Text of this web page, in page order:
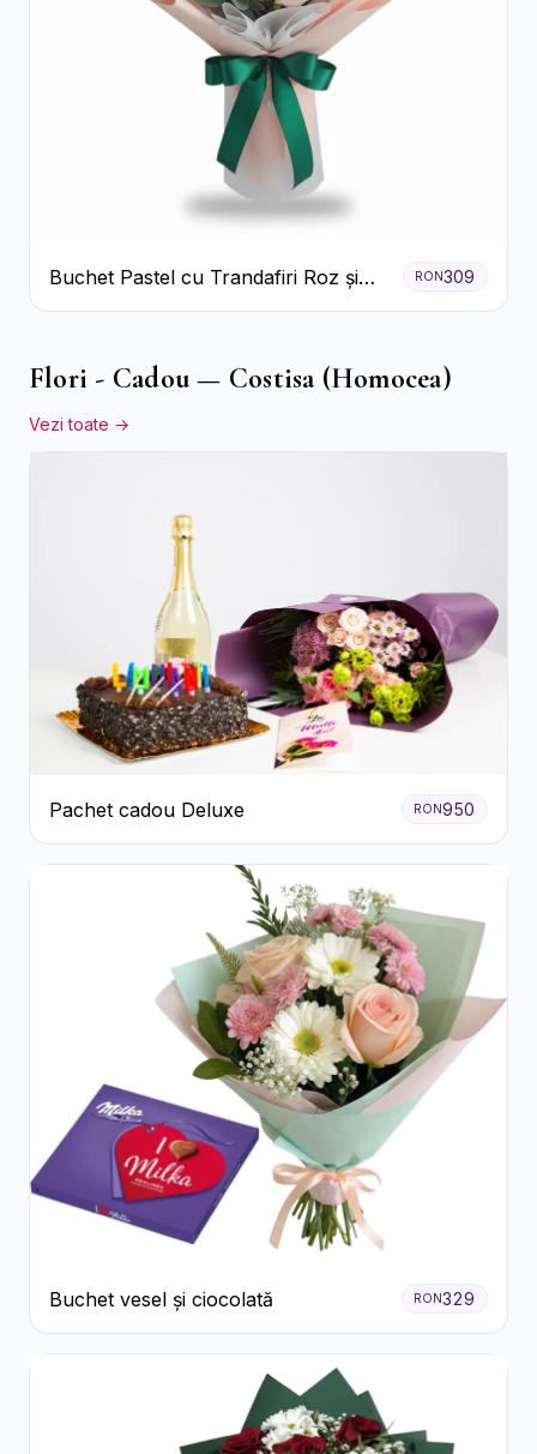
Buchet Pastel cu Trandafiri Roz și
Albi
RON309
Flori - Cadou — Costisa (Homocea)
Vezi toate →
Pachet cadou Deluxe RON950
Buchet vesel și ciocolată RON329